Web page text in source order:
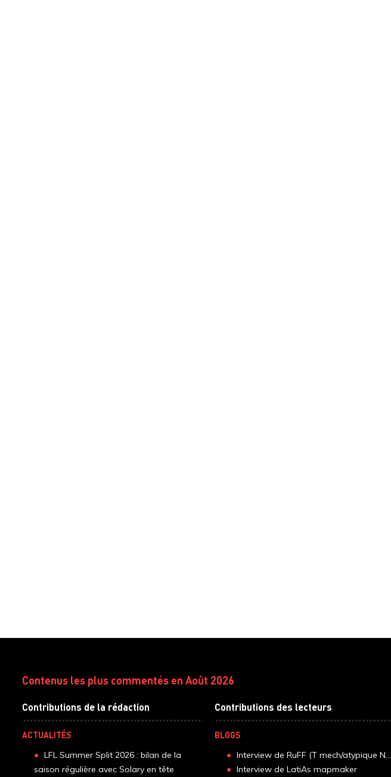
Contenus les plus commentés en Août 2026
Contributions de la rédaction
ACTUALITÉS
LFL Summer Split 2026 : bilan de la
saison régulière avec Solary en tête
Contributions des lecteurs
BLOGS
Interview de RuFF (T mech/atypique N...
Interview de LatiAs mapmaker